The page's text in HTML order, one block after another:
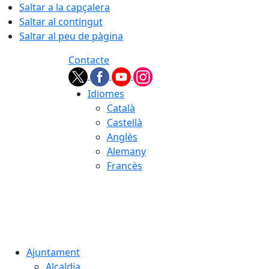
Saltar a la capçalera
Saltar al contingut
Saltar al peu de pàgina
Contacte
Idiomes
Català
Castellà
Anglès
Alemany
Francès
Ajuntament